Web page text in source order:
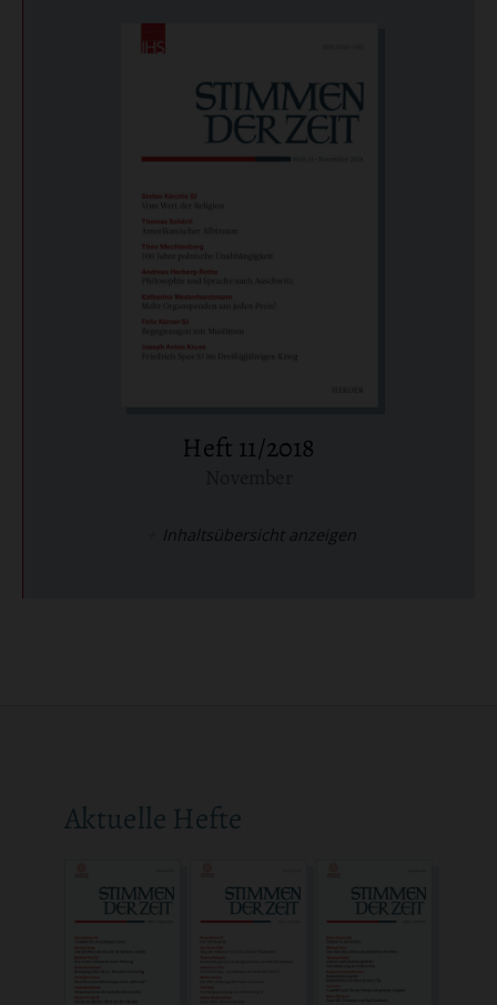
Heft 11/2018
Inhaltsübersicht anzeigen
Aktuelle Hefte